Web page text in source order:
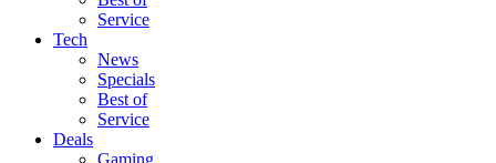
Service
Tech
News
Specials
Best of
Service
Deals
Gaming